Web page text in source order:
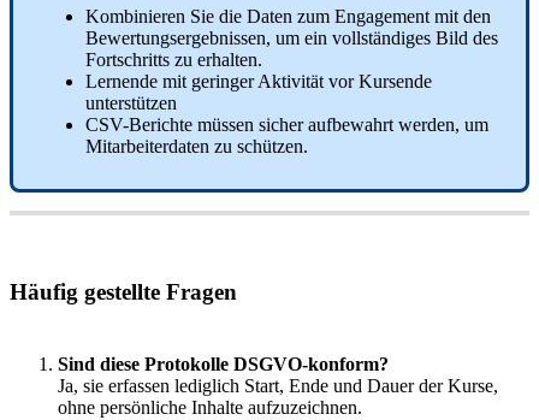
Kombinieren Sie die Daten zum Engagement mit den
Bewertungsergebnissen, um ein vollständiges Bild des
Fortschritts zu erhalten.
Lernende mit geringer Aktivität vor Kursende
unterstützen
CSV-Berichte müssen sicher aufbewahrt werden, um
Mitarbeiterdaten zu schützen.
Häufig gestellte Fragen
Sind diese Protokolle DSGVO-konform?
Ja, sie erfassen lediglich Start, Ende und Dauer der Kurse,
ohne persönliche Inhalte aufzuzeichnen.